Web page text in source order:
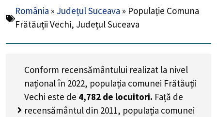
România » Județul Suceava » Populație Comuna
Frătăuții Vechi, Județul Suceava
Conform recensământului realizat la nivel
național în 2022, populația comunei Frătăuții
Vechi este de 4,782 de locuitori. Față de
recensământul din 2011, populația comunei